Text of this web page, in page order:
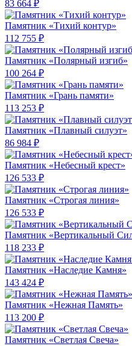
83 664 ₽
Памятник «Тихий контур»
112 755 ₽
Памятник «Полярный изгиб»
100 264 ₽
Памятник «Грань памяти»
113 253 ₽
Памятник «Плавный силуэт»
86 984 ₽
Памятник «Небесный крест»
126 533 ₽
Памятник «Строгая линия»
126 533 ₽
Памятник «Вертикальный
118 233 ₽
Памятник «Наследие Камня»
143 424 ₽
Памятник «Нежная Память»
113 200 ₽
Памятник «Светлая Свеча»